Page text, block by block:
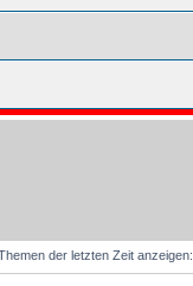
der letzten Zeit anzeigen: